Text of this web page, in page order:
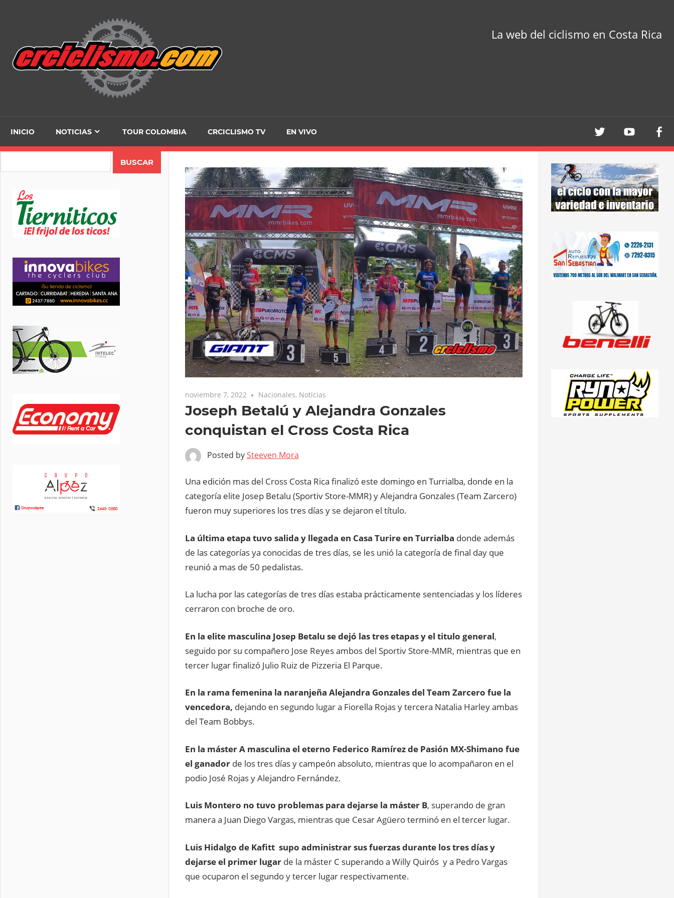
La web del ciclismo en Costa Rica
INICIO NOTICIAS TOUR COLOMBIA CRCICLISMO TV EN VIVO
noviembre 7, 2022 Nacionales, Noticias
Joseph Betalú y Alejandra Gonzales
conquistan el Cross Costa Rica
Posted bySteeven Mora
Una edición mas del Cross Costa Rica finalizó este domingo en Turrialba, donde en la
categoría elite Josep Betalu (Sportiv Store-MMR) y Alejandra Gonzales (Team Zarcero)
fueron muy superiores los tres días y se dejaron el título.
La última etapa tuvo salida y llegada en Casa Turire en Turrialba donde además
de las categorías ya conocidas de tres días, se les unió la categoría de final day que
reunió a mas de 50 pedalistas.
La lucha por las categorías de tres días estaba prácticamente sentenciadas y los líderes
cerraron con broche de oro.
En la elite masculina Josep Betalu se dejó las tres etapas y el titulo general,
seguido por su compañero Jose Reyes ambos del Sportiv Store-MMR, mientras que en
tercer lugar finalizó Julio Ruiz de Pizzeria El Parque.
En la rama femenina la naranjeña Alejandra Gonzales del Team Zarcero fue la
vencedora, dejando en segundo lugar a Fiorella Rojas y tercera Natalia Harley ambas
del Team Bobbys.
En la máster A masculina el eterno Federico Ramírez de Pasión MX-Shimano fue
el ganador de los tres días y campeón absoluto, mientras que lo acompañaron en el
podio José Rojas y Alejandro Fernández.
Luis Montero no tuvo problemas para dejarse la máster B, superando de gran
manera a Juan Diego Vargas, mientras que Cesar Agüero terminó en el tercer lugar.
Luis Hidalgo de Kafitt supo administrar sus fuerzas durante los tres días y
dejarse el primer lugar de la máster C superando a Willy Quirós y a Pedro Vargas
que ocuparon el segundo y tercer lugar respectivamente.